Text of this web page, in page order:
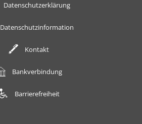
Datenschutzerklärung
Datenschutzinformation
Kontakt
Bankverbindung
Barrierefreiheit